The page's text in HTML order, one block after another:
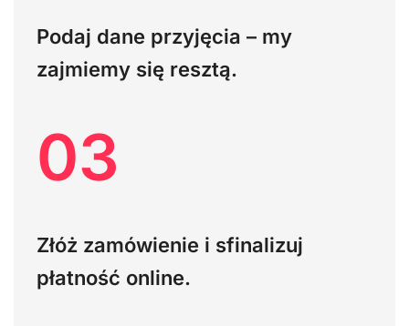
Podaj dane przyjęcia – my
zajmiemy się resztą.
03
Złóż zamówienie i sfinalizuj
płatność online.